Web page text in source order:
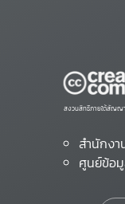
สงวนสิทธิ์ภายใต้สัญญ
สำนักง
ศูนย์ข้อมู